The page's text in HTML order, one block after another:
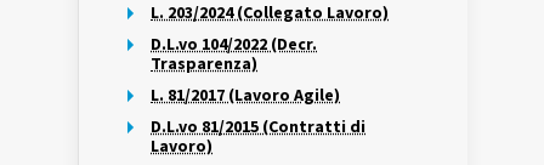
L. 203/2024 (Collegato Lavoro)
D.L.vo 104/2022 (Decr.
Trasparenza)
L. 81/2017 (Lavoro Agile)
D.L.vo 81/2015 (Contratti di
Lavoro)